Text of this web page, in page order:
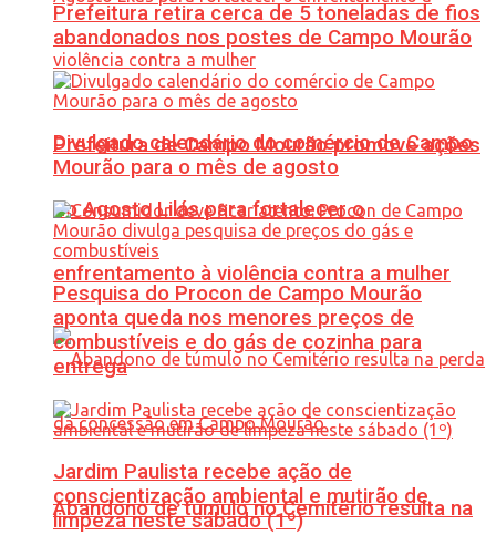
Prefeitura de Campo Mourão promove ações
do Agosto Lilás para fortalecer o
enfrentamento à violência contra a mulher
Abandono de túmulo no Cemitério resulta na
Prefeitura retira cerca de 5 toneladas de fios
abandonados nos postes de Campo Mourão
Divulgado calendário do comércio de Campo
Mourão para o mês de agosto
Pesquisa do Procon de Campo Mourão
aponta queda nos menores preços de
combustíveis e do gás de cozinha para
entrega
Jardim Paulista recebe ação de
conscientização ambiental e mutirão de
limpeza neste sábado (1º)